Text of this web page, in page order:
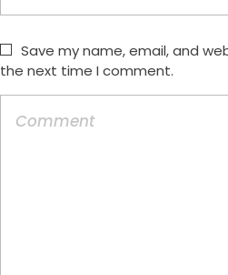
Save my name, email, and
the next time I comment.